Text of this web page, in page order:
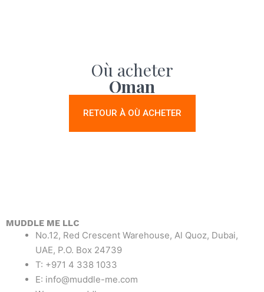
Où acheter
Oman
RETOUR À OÙ ACHETER
MUDDLE ME LLC
No.12, Red Crescent Warehouse, Al Quoz, Dubai,
UAE, P.O. Box 24739
T: +971 4 338 1033
E: info@muddle-me.com